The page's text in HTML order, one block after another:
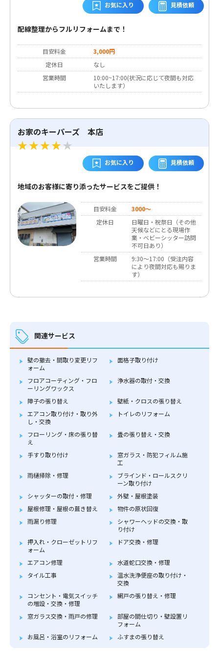
お気に入り 見積依頼
配線整理からフルリフォームまで！
目安料金
3,000円
定休日
なし
営業時間
10:00~17:00(状況に応じて夜間も対応
いたします）
お家のキーパーズ 本店
お気に入り 見積依頼
地域のお客様に寄り添ったサービスをご提供！
目安料金
3000～
定休日
日曜日・祝祭日（その他
天候などにとる現場作
業・ベビーシッター訪問
不可日あり）
営業時間
9:30～17:00（受注内容
により夜間対応も賜りま
す）
関連サービス
壁の撤去・間取り変更リフ
ォーム
面格子取り付け
フロアコーティング・フロ
ーリングワックス
浄水器の取付・交換
障子の張り替え
壁紙・クロスの張り替え
エアコン取り付け・取り外
し・交換
トイレのリフォーム
フローリング・床の張り替
え
畳の張り替え・交換
手すり取り付け
窓ガラス・防犯フィルム施
工
雨樋掃除・修理
ブラインド・ロールスクリ
ーン取り付け
シャッターの取付・修理
外壁・屋根塗装
屋根修理・屋根の葺き替え
物件の原状回復
雨漏り修理
シャワーヘッドの交換・取
り付け
押入れ・クローゼットリフ
ォーム
ドア交換・修理
エアコン修理
水道蛇口交換・修理
タイル工事
温水洗浄便座の取り付け・
交換
コンセント・電気スイッチ
の増設・交換・修理
網戸の張り替え・修理
窓ガラス交換・雨戸の修理
部屋の間仕切り・壁設置リ
フォーム
お風呂・浴室のリフォーム
ふすまの張り替え